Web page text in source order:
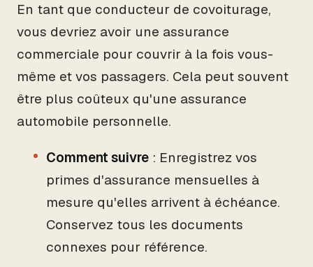
En tant que conducteur de covoiturage,
vous devriez avoir une assurance
commerciale pour couvrir à la fois vous-
même et vos passagers. Cela peut souvent
être plus coûteux qu'une assurance
automobile personnelle.
Comment suivre : Enregistrez vos
primes d'assurance mensuelles à
mesure qu'elles arrivent à échéance.
Conservez tous les documents
connexes pour référence.